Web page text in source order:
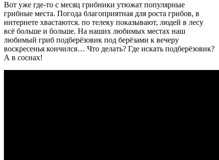
Вот уже где-то с месяц грибники утюжат популярные
грибные места. Погода благоприятная для роста грибов, в
интернете хвастаются. по телеку показывают, людей в лесу
всё больше и больше. На наших любимых местах наш
любимый гриб подберёзовик под берёзами к вечеру
воскресенья кончился… Что делать? Где искать подберёзовик?
А в соснах!